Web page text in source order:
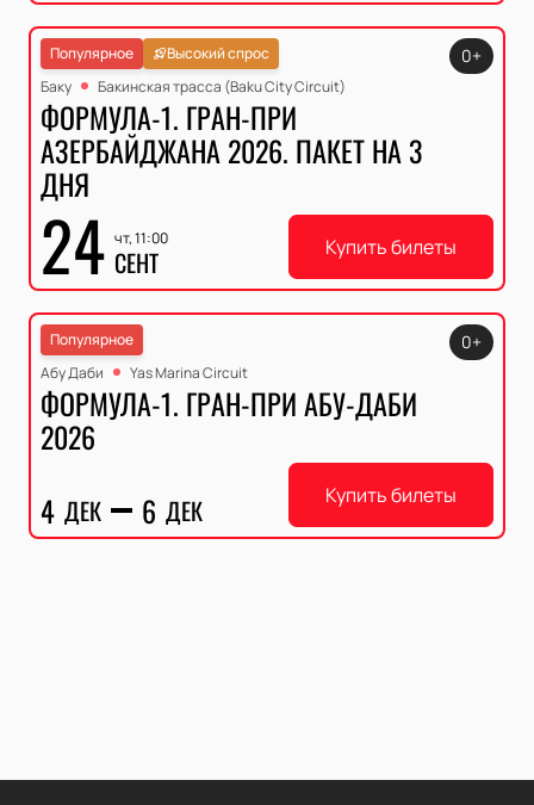
Популярное
Высокий спрос
Баку
Бакинская трасса (Baku City Circuit)
ФОРМУЛА-1. ГРАН-ПРИ
АЗЕРБАЙДЖАНА 2026. ПАКЕТ НА 3
ДНЯ
24 чт, 11:00
СЕНТ
0+
Купить билеты
Популярное
Абу Даби
Yas Marina Circuit
ФОРМУЛА-1. ГРАН-ПРИ АБУ-ДАБИ
2026
4 ДЕК 6 ДЕК
0+
Купить билеты